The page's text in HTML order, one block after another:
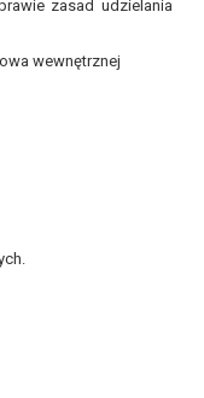
zasad udzielania
wewnętrznej
określonym w treści
lub kategoriom
danych osobowych;
archiwizacji
tej zgody.
realizacji zawartej
przetwarzanie danych
o dofinansowanie